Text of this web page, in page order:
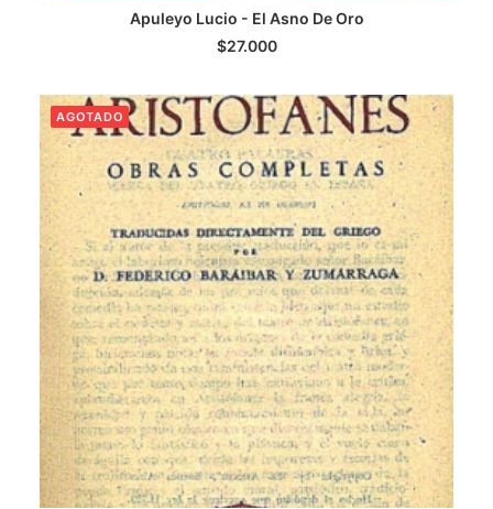
AGREGAR AL CARRITO
Apuleyo Lucio - El Asno De Oro
$27.000
AGOTADO